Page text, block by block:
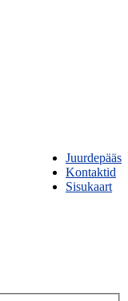
Juurdepääs
Kontaktid
Sisukaart